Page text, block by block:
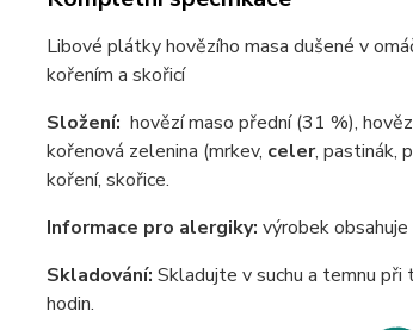
Libové plátky hovězího masa dušené v
kořením a skořicí
Složení: hovězí maso přední (31 %),
kořenová zelenina (mrkev, celer, pastinák,
koření, skořice.
Informace pro alergiky: výrobek
Skladování: Skladujte v suchu a temnu
hodin.